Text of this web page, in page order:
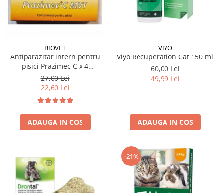
BIOVET
Antiparazitar intern pentru
pisici Prazimec C x 4
comprimate
27,00 Lei
22,60 Lei
ADAUGA IN COS
VIYO
Viyo Recuperation Cat 150 ml
60,00 Lei
49,99 Lei
ADAUGA IN COS
-21%